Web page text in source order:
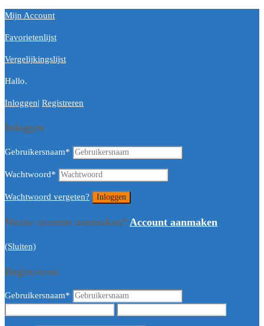
Mijn Account
Favorietenlijst
Vergelijkingslijst
Hallo.
Inloggen| Registreren
Inloggen
Gebruikersnaam*
Wachtwoord*
Wachtwoord vergeten?
Nieuw account aanmaken? Account aanmaken
(Sluiten)
Registreren
Gebruikersnaam*